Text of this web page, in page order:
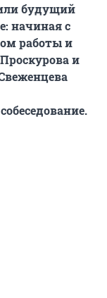
будущий
начиная с
работы и
и